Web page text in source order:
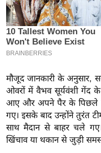
इ
म
ई
-
प
र
मि
सा
ल
मौजूद जानकारी के अनुसार,
ओवरों में वैभव सूर्यवंशी गेंद
आए और अपने पैर के पिछले
गए। इसके बाद उन्होंने तुरंत
साथ मैदान से बाहर चले
खिंचाव या थकान से जुड़ी